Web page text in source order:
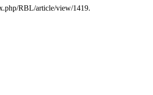
RBL/article/view/1419.